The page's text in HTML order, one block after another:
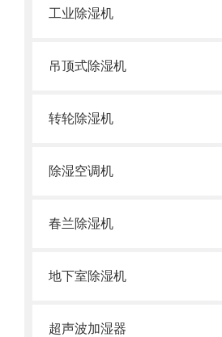
工业除湿机
吊顶式除湿机
转轮除湿机
除湿空调机
春兰除湿机
地下室除湿机
超声波加湿器